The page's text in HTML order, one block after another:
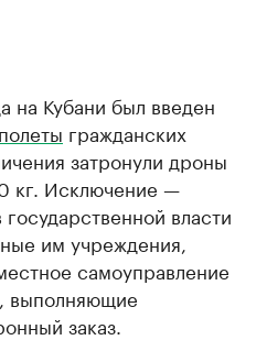
на Кубани был введен
гражданских
затронули дроны
кг. Исключение —
власти
им учреждения,
самоуправление
выполняющие
заказ.